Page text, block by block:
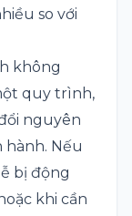
so với
không
quy trình,
nguyên
hành. Nếu
bị động
khi cần